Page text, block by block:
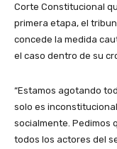
Corte Constitucional
primera etapa, el
concede la medida
el caso dentro de su
“Estamos agotando
solo es
socialmente. Pedimos
todos los actores del